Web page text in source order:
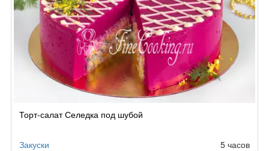
Торт-салат Селедка под шубой
Закуски 5 часов